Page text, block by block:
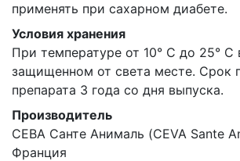
применять при сахарном диабете.
Условия хранения
При температуре от 10° С до 25° С
защищенном от света месте. Срок
препарата 3 года со дня выпуска.
Производитель
СЕВА Санте Анималь (CEVA Sante
Франция